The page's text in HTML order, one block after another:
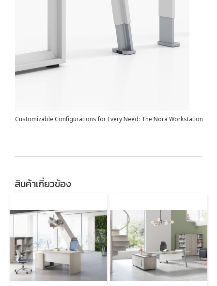
Customizable Configurations for Every Need: The Nora Workstation
สินค้าเกี่ยวข้อง